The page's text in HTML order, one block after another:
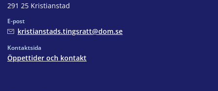
291 25 Kristianstad
E-post
kristianstads.tingsratt@dom.se
Kontaktsida
Öppettider och kontakt